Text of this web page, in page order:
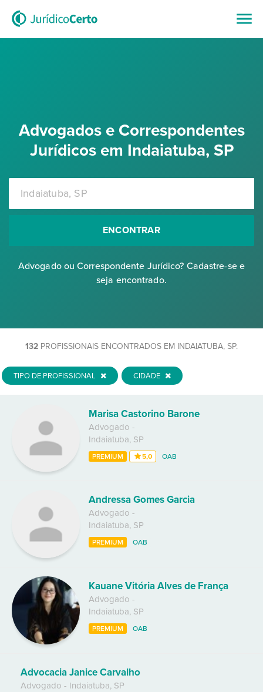
Advogados e Correspondentes
Jurídicos em Indaiatuba, SP
ENCONTRAR
Advogado ou Correspondente Jurídico? Cadastre-se e
seja encontrado.
132 PROFISSIONAIS ENCONTRADOS EM INDAIATUBA, SP.
TIPO DE PROFISSIONAL CIDADE
Marisa Castorino Barone
Advogado -
Indaiatuba, SP
PREMIUM 5,0 OAB
Andressa Gomes Garcia
Advogado -
Indaiatuba, SP
PREMIUM OAB
Kauane Vitória Alves de França
Advogado -
Indaiatuba, SP
PREMIUM OAB
Advocacia Janice Carvalho
Advogado - Indaiatuba, SP